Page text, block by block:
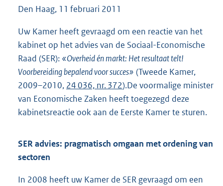
Den Haag, 11 februari 2011
Uw Kamer heeft gevraagd om een reactie van het
kabinet op het advies van de Sociaal-Economische
Raad (SER): «Overheid én markt: Het resultaat telt!
Voorbereiding bepalend voor succes» (Tweede Kamer,
2009–2010, 24 036, nr. 372).De voormalige minister
van Economische Zaken heeft toegezegd deze
kabinetsreactie ook aan de Eerste Kamer te sturen.
SER advies: pragmatisch omgaan met ordening van
sectoren
In 2008 heeft uw Kamer de SER gevraagd om een